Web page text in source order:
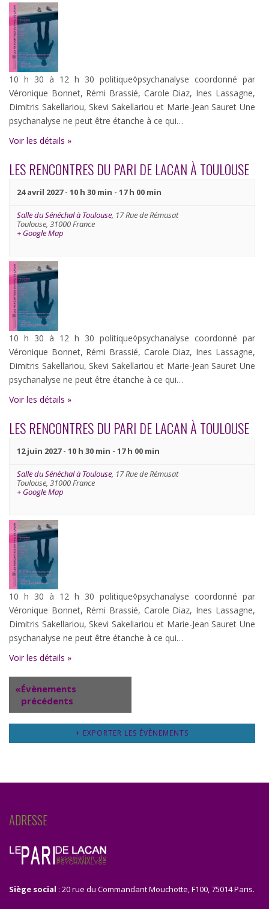
10 h 30 à 12 h 30 politique◊psychanalyse coordonné par
Véronique Bonnet, Rémi Brassié, Carole Diaz, Ines Lassagne,
Dimitris Sakellariou, Skevi Sakellariou et Marie-Jean Sauret Une
psychanalyse ne peut être étanche à ce qui…
Voir les détails »
LES RENCONTRES DU PARI DE LACAN À TOULOUSE
24 avril 2027 - 10 h 30 min - 17 h 00 min
Salle du Sénéchal à Toulouse, 17 Rue de Rémusat
Toulouse, 31000France
+ Google Map
10 h 30 à 12 h 30 politique◊psychanalyse coordonné par
Véronique Bonnet, Rémi Brassié, Carole Diaz, Ines Lassagne,
Dimitris Sakellariou, Skevi Sakellariou et Marie-Jean Sauret Une
psychanalyse ne peut être étanche à ce qui…
Voir les détails »
LES RENCONTRES DU PARI DE LACAN À TOULOUSE
12 juin 2027 - 10 h 30 min - 17 h 00 min
Salle du Sénéchal à Toulouse 17 Rue de Rémusat
Toulouse 31000 France
+ Google Map
10 h 30 à 12 h 30 politique◊psychanalyse coordonné par
Véronique Bonnet, Rémi Brassié, Carole Diaz, Ines Lassagne,
Dimitris Sakellariou, Skevi Sakellariou et Marie-Jean Sauret Une
psychanalyse ne peut être étanche à ce qui…
Voir les détails »
«Évènements
précédents
+ EXPORTER LES ÉVÈNEMENTS
ADRESSE
Siège social : 20 rue du Commandant Mouchotte, F100, 75014 Paris.